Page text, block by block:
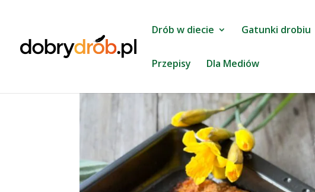
Drób w diecie Gatunki drobiu
Przepisy Dla Mediów